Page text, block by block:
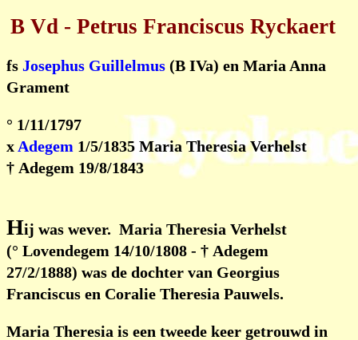
B Vd - Petrus Franciscus Ryckaert
fs Josephus Guillelmus (B IVa) en Maria Anna
Grament
° 1/11/1797
x Adegem 1/5/1835 Maria Theresia Verhelst
† Adegem 19/8/1843
Hij was wever. Maria Theresia Verhelst
(° Lovendegem 14/10/1808 - † Adegem
27/2/1888) was de dochter van Georgius
Franciscus en Coralie Theresia Pauwels.
Maria Theresia is een tweede keer getrouwd in